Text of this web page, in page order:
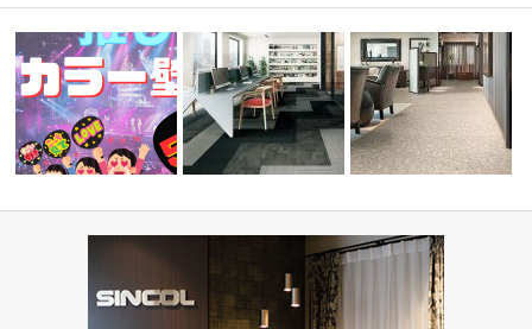
オフィス・公共施設(コーディ病院・医療施設(コーディ